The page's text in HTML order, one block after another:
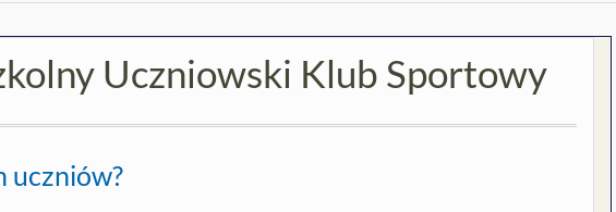
Uczniowski Klub Sportowy
uczniów?